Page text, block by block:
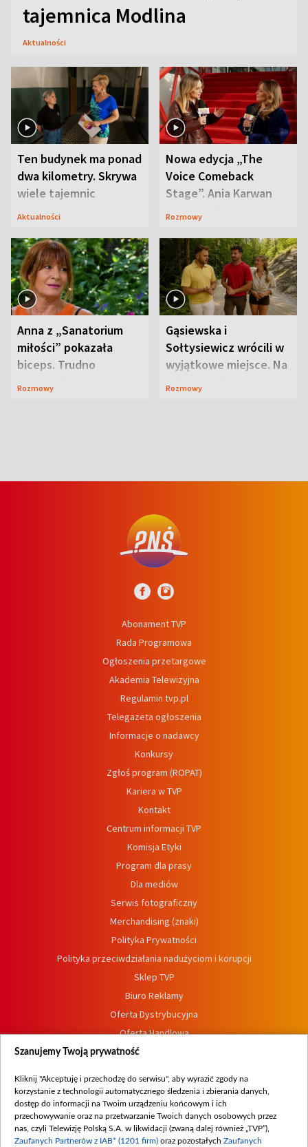
tajemnica Modlina
Aktualności
Ten budynek ma ponad
dwa kilometry. Skrywa
wiele tajemnic
Aktualności
Nowa edycja „The
Voice Comeback
Stage”. Ania Karwan
zapowiada
Rozmowy
Anna z „Sanatorium
miłości” pokazała
biceps. Trudno
uwierzyć, co przeszła
Rozmowy
Gąsiewska i
Sołtysiewicz wrócili w
wyjątkowe miejsce. Na
szlaku czekał
Rozmowy
Abonament TVP
Rada Programowa
Ogłoszenia przetargowe
Akademia Telewizyjna
Regulamin tvp.pl
Telegazeta ogłoszenia
Informacje o nadawcy
Konkursy
Zgłoś program (ROPAT)
Kariera w TVP
Kontakt
Centrum informacji TVP
Komisja Etyki
Program dla prasy
Dla mediów
Serwis fotograficzny
Merchandising (znaki)
Polityka Prywatności
Polityka przeciwdziałania nadużyciom i korupcji
Sklep TVP
Biuro Reklamy
Oferta Dystrybucyjna
Oferta Handlowa
Dostępność
Procedura zgłoszeń wewnętrznych
Szanujemy Twoją prywatność
Kliknij "Akceptuję i przechodzę do serwisu", aby wyrazić zgody na
korzystanie z technologii automatycznego śledzenia i zbierania danych,
dostęp do informacji na Twoim urządzeniu końcowym i ich
przechowywanie oraz na przetwarzanie Twoich danych osobowych przez
nas, czyli Telewizję Polską S.A. w likwidacji (zwaną dalej również „TVP”),
Zaufanych Partnerów z IAB* (1201 firm) oraz pozostałych Zaufanych